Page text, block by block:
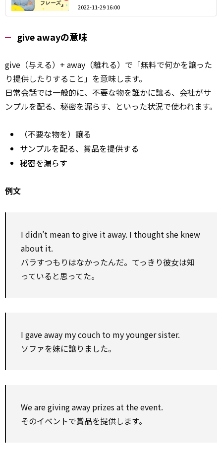
2022-11-29 16:00
give awayの意味
give（与える）+ away（離れる）で「無料で何かを譲った
り提供したりすること」を意味します。
日常会話では一般的に、不要な物を誰かに譲る、会社がサ
ンプルを配る、秘密を漏らす、といった状況で使われます。
（不要な物を）譲る
サンプルを配る、賞品を提供する
秘密を漏らす
例文
I didn’t mean to give it away. I thought she knew
about it.
バラすつもりはなかったんだ。てっきり彼女は知
っていると思ってた。
I gave away my couch to my younger sister.
ソファを妹に譲りました。
We are giving away prizes at the event.
そのイベントで賞品を提供します。